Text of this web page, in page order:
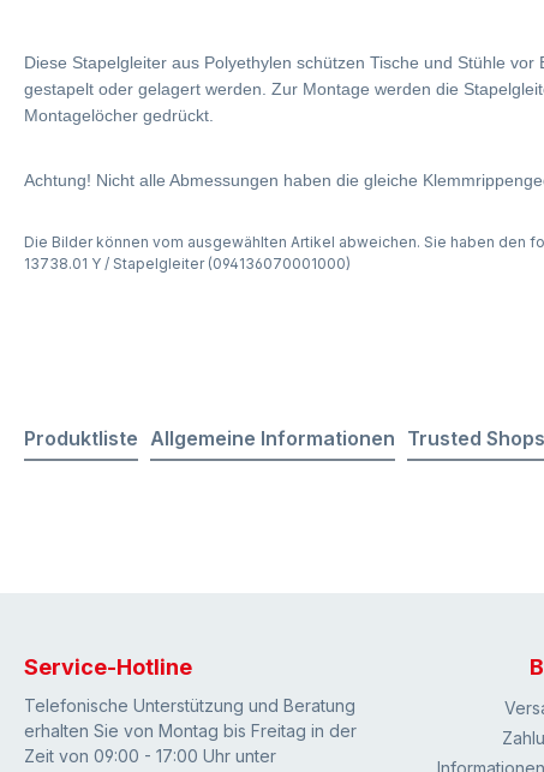
Diese Stapelgleiter aus Polyethylen schützen Tische und Stühle vor
gestapelt oder gelagert werden. Zur Montage werden die
Montagelöcher gedrückt.
Achtung! Nicht alle Abmessungen haben die gleiche
Die Bilder können vom ausgewählten Artikel abweichen. Sie haben den
13738.01 Y / Stapelgleiter (094136070001000)
Produktliste Allgemeine Informationen Trusted
Service-Hotline
Telefonische Unterstützung und Beratung
erhalten Sie von Montag bis Freitag in der
Zeit von 09:00 - 17:00 Uhr unter